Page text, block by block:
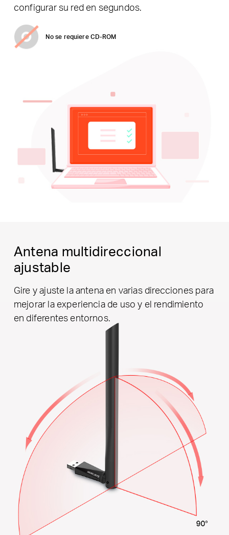
configurar su red en segundos.
No se requiere CD-ROM
Antena multidireccional
ajustable
Gire y ajuste la antena en varias direcciones para
mejorar la experiencia de uso y el rendimiento
en diferentes entornos.